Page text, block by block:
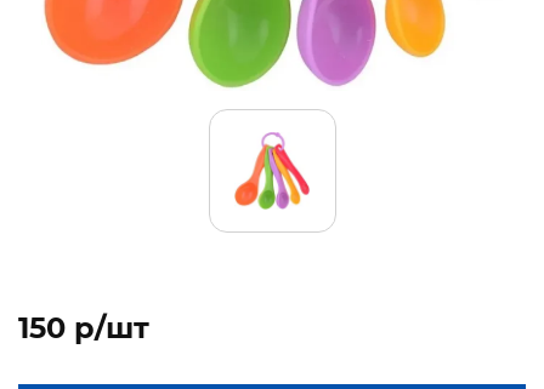
150 p/шт